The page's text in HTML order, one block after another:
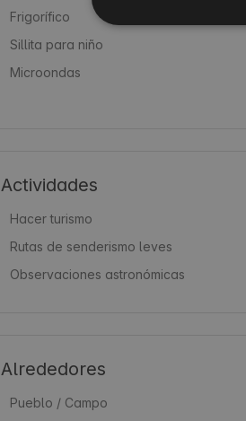
Frigorífico
Sillita para niño
Microondas
Actividades
Hacer turismo
Rutas de senderismo leves
Observaciones astronómicas
Alrededores
Pueblo / Campo